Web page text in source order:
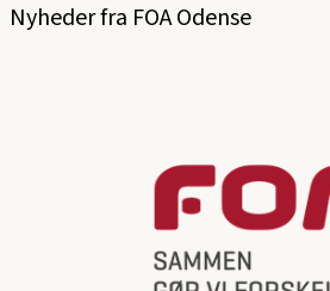
Nyheder fra FOA Odense